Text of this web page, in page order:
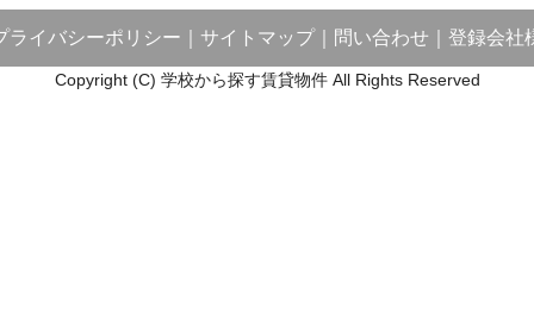
ライバシーポリシー サイトマップ｜ 問い合わせ 登録会社
Copyright (C) 学校から探す賃貸物件 All Rights Reserved